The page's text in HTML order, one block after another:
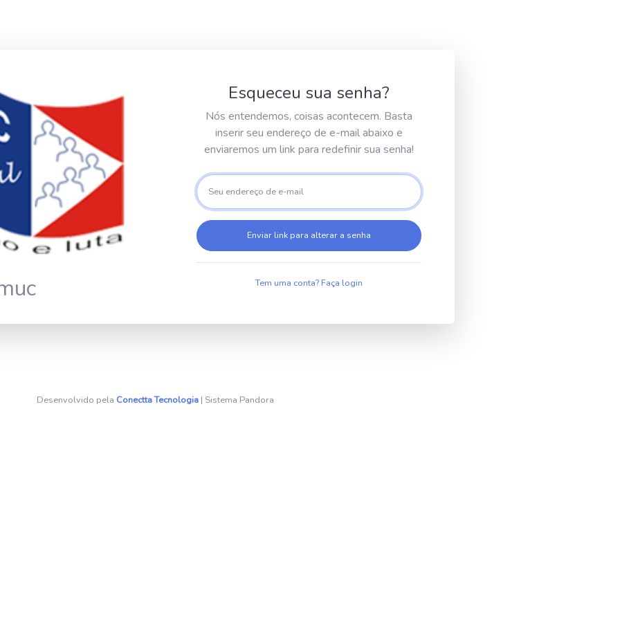
Esqueceu sua senha?
Nós entendemos, coisas acontecem. Basta
inserir seu endereço de e-mail abaixo e
enviaremos um link para redefinir sua senha!
Enviar link para alterar a senha
Tem uma conta? Faça login
Desenvolvido pela Conectta Tecnologia| Sistema Pandora